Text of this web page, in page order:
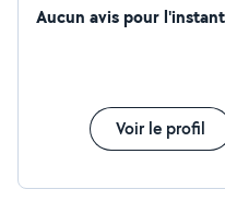
Aucun avis pour l'instant
Voir le profil